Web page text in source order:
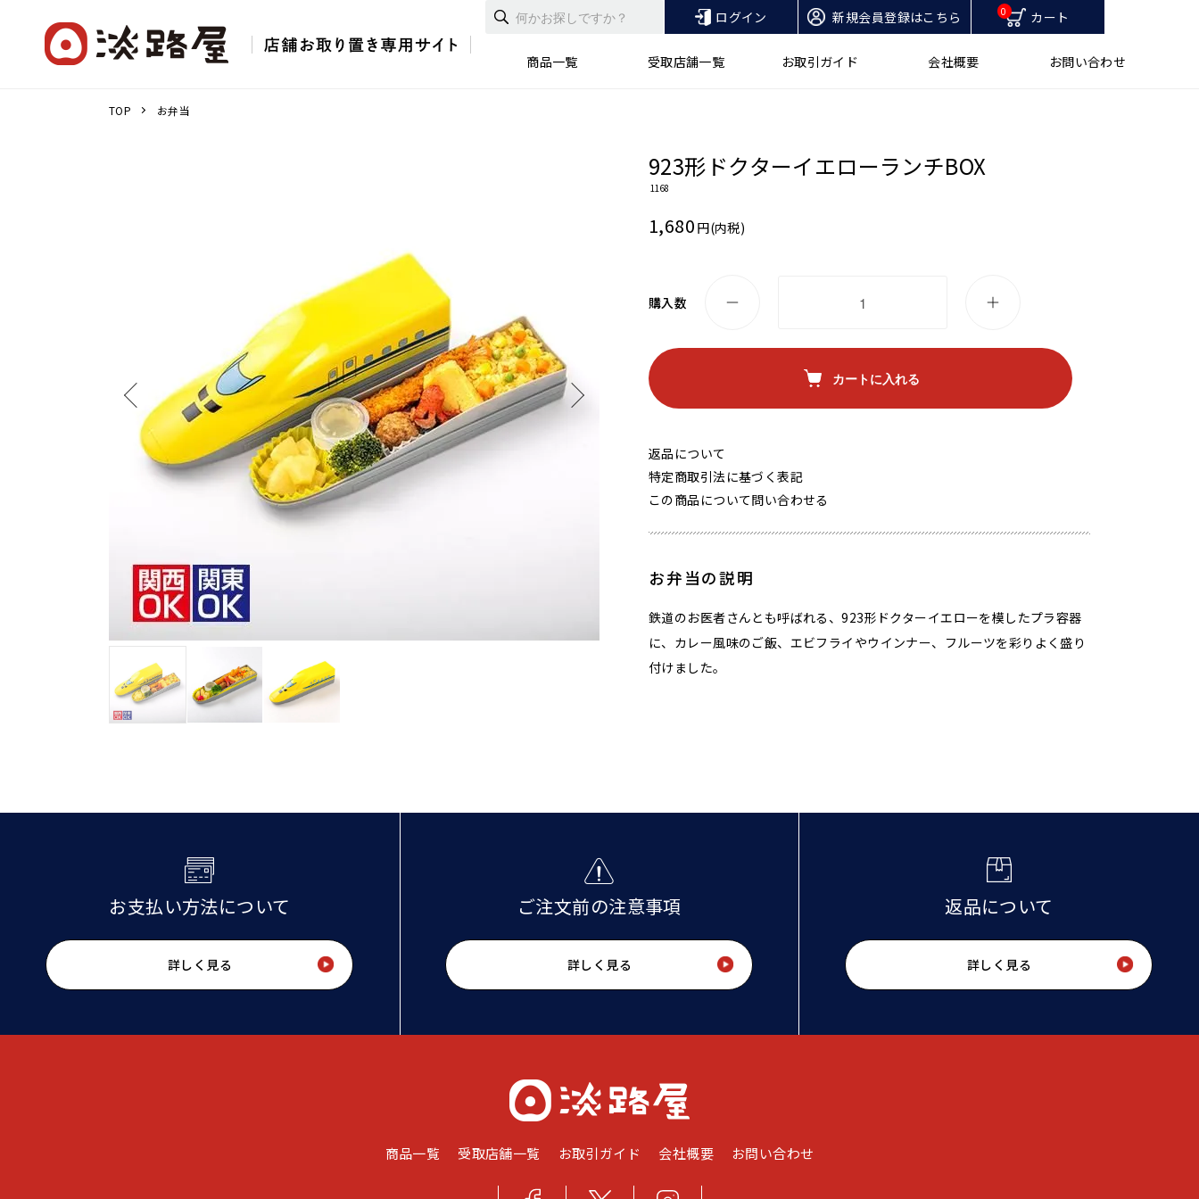
ログイン 新規会員登録はこちら 0 カート
商品一覧 受取店舗一覧 お取引ガイド 会社概要 お問い合わせ
TOP お弁当
923形ドクターイエローランチBOX
1168
1,680 円(内税)
購入数
カートに入れる
返品について
特定商取引法に基づく表記
この商品について問い合わせる
お弁当の説明
鉄道のお医者さんとも呼ばれる、923形ドクターイエローを模したプラ容器
に、カレー風味のご飯、エビフライやウインナー、フルーツを彩りよく盛り
付けました。
お支払い方法について
詳しく見る
ご注文前の注意事項
詳しく見る
返品について
詳しく見る
商品一覧 受取店舗一覧 お取引ガイド 会社概要 お問い合わせ